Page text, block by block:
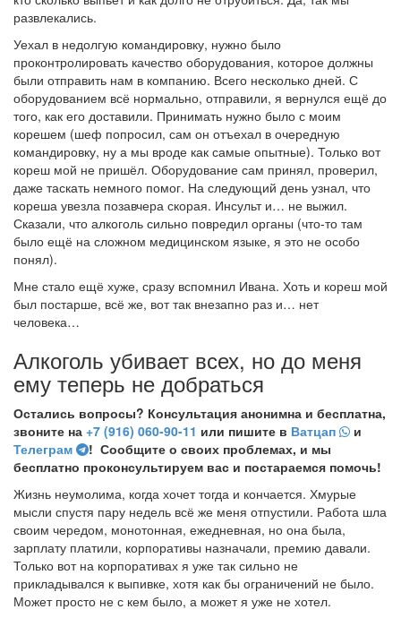
развлекались.
Уехал в недолгую командировку, нужно было
проконтролировать качество оборудования, которое должны
были отправить нам в компанию. Всего несколько дней. С
оборудованием всё нормально, отправили, я вернулся ещё до
того, как его доставили. Принимать нужно было с моим
корешем (шеф попросил, сам он отъехал в очередную
командировку, ну а мы вроде как самые опытные). Только вот
кореш мой не пришёл. Оборудование сам принял, проверил,
даже таскать немного помог. На следующий день узнал, что
кореша увезла позавчера скорая. Инсульт и… не выжил.
Сказали, что алкоголь сильно повредил органы (что-то там
было ещё на сложном медицинском языке, я это не особо
понял).
Мне стало ещё хуже, сразу вспомнил Ивана. Хоть и кореш мой
был постарше, всё же, вот так внезапно раз и… нет
человека…
Алкоголь убивает всех, но до меня
ему теперь не добраться
Остались вопросы? Консультация анонимна и бесплатна,
звоните на +7 (916) 060-90-11 или пишите в Ватцап
и
Телеграм
! Сообщите о своих проблемах, и мы
бесплатно проконсультируем вас и постараемся помочь!
Жизнь неумолима, когда хочет тогда и кончается. Хмурые
мысли спустя пару недель всё же меня отпустили. Работа шла
своим чередом, монотонная, ежедневная, но она была,
зарплату платили, корпоративы назначали, премию давали.
Только вот на корпоративах я уже так сильно не
прикладывался к выпивке, хотя как бы ограничений не было.
Может просто не с кем было, а может я уже не хотел.